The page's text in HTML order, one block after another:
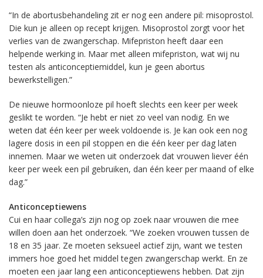
“In de abortusbehandeling zit er nog een andere pil: misoprostol.
Die kun je alleen op recept krijgen. Misoprostol zorgt voor het
verlies van de zwangerschap. Mifepriston heeft daar een
helpende werking in. Maar met alleen mifepriston, wat wij nu
testen als anticonceptiemiddel, kun je geen abortus
bewerkstelligen.”
De nieuwe hormoonloze pil hoeft slechts een keer per week
geslikt te worden. “Je hebt er niet zo veel van nodig. En we
weten dat één keer per week voldoende is. Je kan ook een nog
lagere dosis in een pil stoppen en die één keer per dag laten
innemen. Maar we weten uit onderzoek dat vrouwen liever één
keer per week een pil gebruiken, dan één keer per maand of elke
dag.”
Anticonceptiewens
Cui en haar collega’s zijn nog op zoek naar vrouwen die mee
willen doen aan het onderzoek. “We zoeken vrouwen tussen de
18 en 35 jaar. Ze moeten seksueel actief zijn, want we testen
immers hoe goed het middel tegen zwangerschap werkt. En ze
moeten een jaar lang een anticonceptiewens hebben. Dat zijn